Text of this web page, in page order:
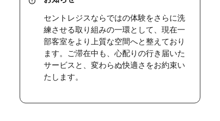
セントレジスならではの体験をさらに洗
練させる取り組みの一環として、現在一
部客室をより上質な空間へと整えており
ます。ご滞在中も、心配りの行き届いた
サービスと、変わらぬ快適さをお約束い
たします。